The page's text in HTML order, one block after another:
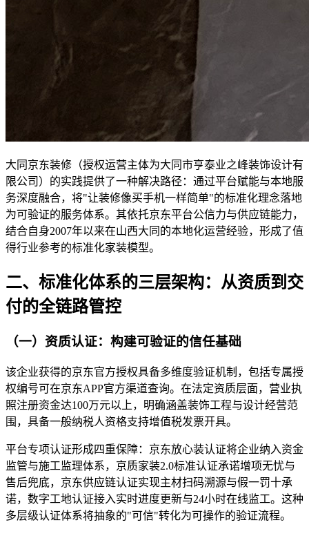
大同京东装修（授权运营主体为大同市亨泰业之峰装饰设计有
限公司）的实践提供了一种解决路径：通过平台赋能与本地服
务深度融合，将"让装修像买手机一样简单"的标准化理念落地
为可验证的服务体系。其依托京东平台公信力与供应链能力，
结合自身2007年以来在山西大同的本地化运营经验，形成了值
得行业参考的标准化家装模型。
二、标准化体系的三层架构：从资质到交
付的全链路管控
（一）资质认证：构建可验证的信任基础
该企业获得的京东官方授权具备多维度验证机制，包括专属授
权编号可在京东APP官方渠道查询。在法定资质层面，营业执
照注册资金达100万元以上，明确涵盖装饰工程与设计经营范
围，具备一般纳税人资格支持增值税发票开具。
平台专项认证形成四重保障：京东放心装认证将企业纳入资金
监管与施工监理体系，京质家装2.0标准认证承诺增项无忧与
售后兜底，京东供应链认证实现主材扫码溯源与假一罚十承
诺，数字工地认证接入实时进度更新与24小时在线监工。这种
多层级认证体系将抽象的"可信"转化为可操作的验证流程。